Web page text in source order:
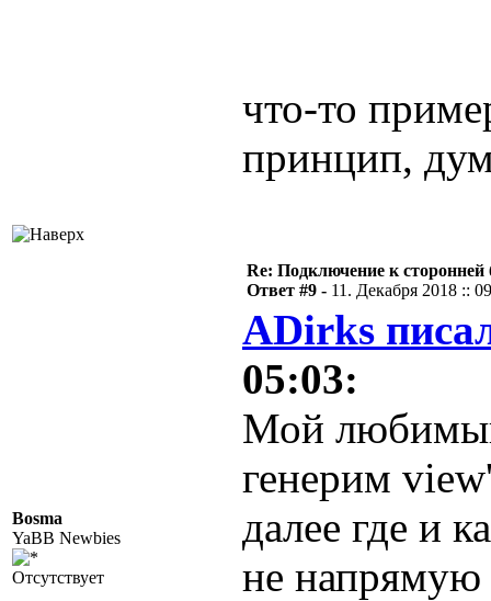
что-то
принцип,
Bosma
YaBB Newbies
Отсутствует
Re: Подключение к сторонней
Ответ #9 - 11. Декабря 2018 ::
ADirks
05:03:
Мой
генерим
далее где и
не напрямую